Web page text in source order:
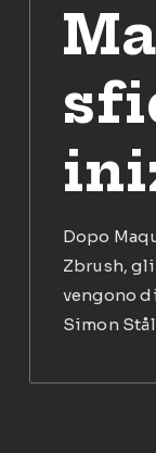
Dopo
Zbrush,
vengono
Simon